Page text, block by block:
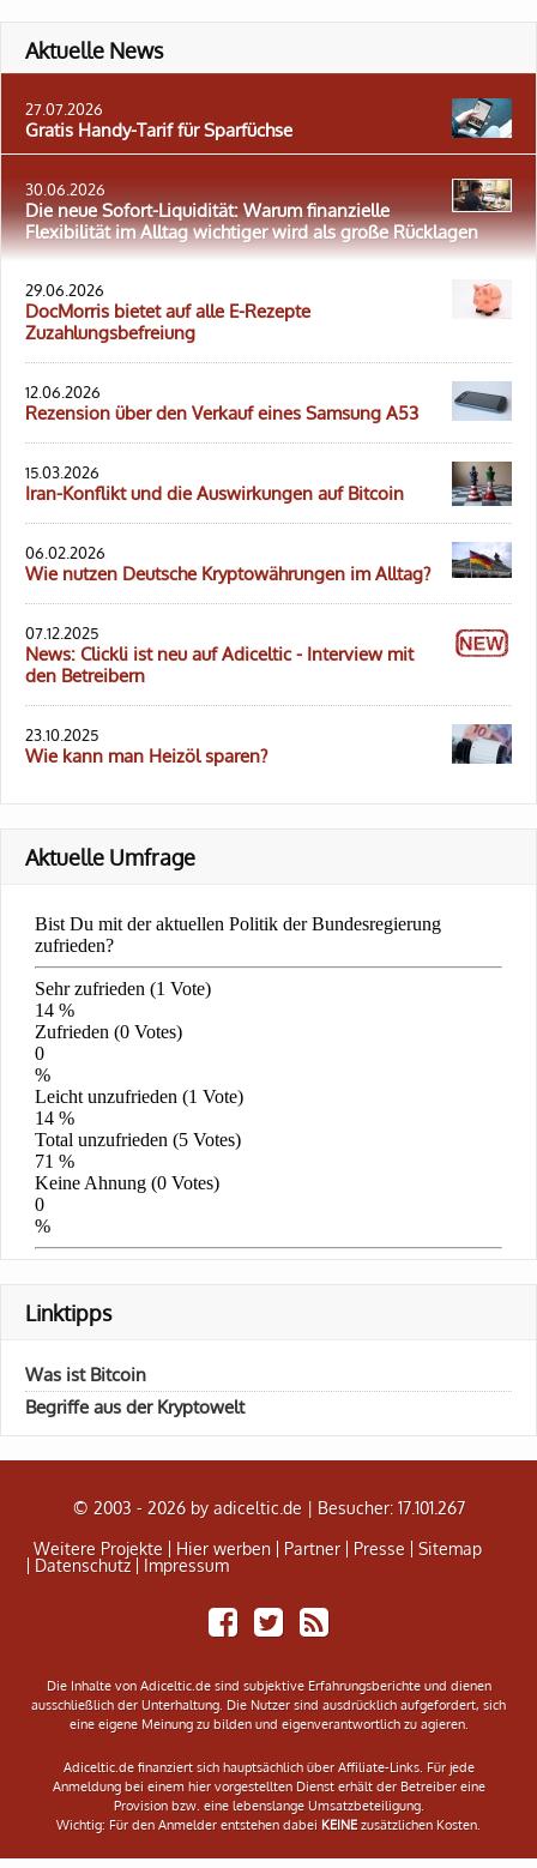
Aktuelle News
27.07.2026
Gratis Handy-Tarif für Sparfüchse
30.06.2026
Die neue Sofort-Liquidität: Warum finanzielle
Flexibilität im Alltag wichtiger wird als große Rücklagen
29.06.2026
DocMorris bietet auf alle E-Rezepte
Zuzahlungsbefreiung
12.06.2026
Rezension über den Verkauf eines Samsung A53
15.03.2026
Iran-Konflikt und die Auswirkungen auf Bitcoin
06.02.2026
Wie nutzen Deutsche Kryptowährungen im Alltag?
07.12.2025
News: Clickli ist neu auf Adiceltic - Interview mit
den Betreibern
23.10.2025
Wie kann man Heizöl sparen?
Aktuelle Umfrage
Linktipps
Was ist Bitcoin
Begriffe aus der Kryptowelt
© 2003 - 2026 by adiceltic.de | Besucher: 17.101.267
Weitere Projekte
Hier werben Partner Presse
Sitemap
Datenschutz
Impressum
Share
on
TweetAdiceltic
RSS
Die Inhalte von Adiceltic.de sind subjektive Erfahrungsberichte und dienen
ausschließlich der Unterhaltung. Die Nutzer sind ausdrücklich aufgefordert, sich
eine eigene Meinung zu bilden und eigenverantwortlich zu agieren.
Adiceltic.de finanziert sich hauptsächlich über Affiliate-Links. Für jede
Anmeldung bei einem hier vorgestellten Dienst erhält der Betreiber eine
Provision bzw. eine lebenslange Umsatzbeteiligung.
Wichtig: Für den Anmelder entstehen dabei KEINEzusätzlichen Kosten.